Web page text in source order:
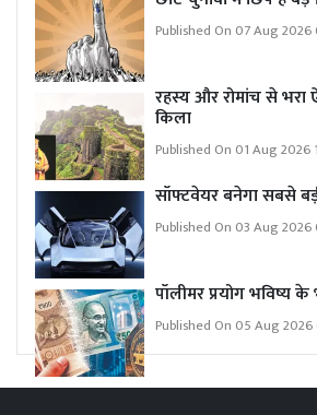
Published On 07 Aug
रहस्य और रोमांच से भरा
किला
Published On 01 Aug 2026
सॉफ्टवेयर बनेगा सबसे
Published On 03 Aug
पॉलीमर प्रयोग भविष्य के
Published On 05 Aug